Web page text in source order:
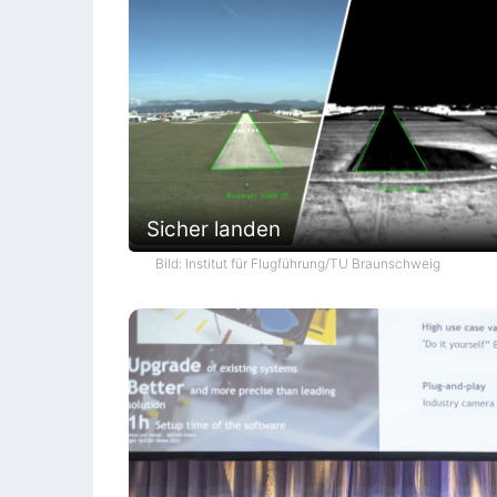
Sicher landen
Bild: Institut für Flugführung/TU Braunschweig